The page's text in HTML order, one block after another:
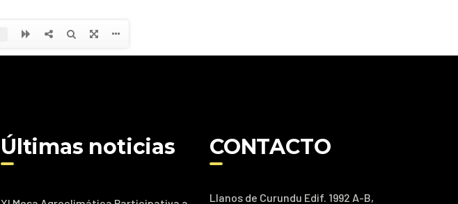
Últimas noticias CONTACTO
Llanos de Curundu Edif. 1992 A-B,